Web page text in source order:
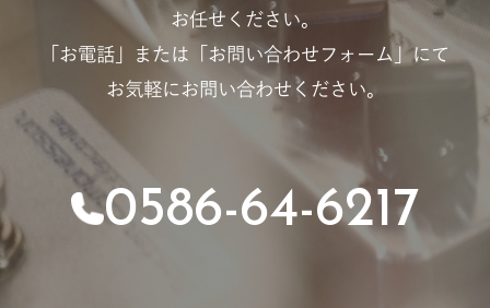
お任せください。
「お電話」または「お問い合わせフォーム」にて
お気軽にお問い合わせください。
0586-64-6217